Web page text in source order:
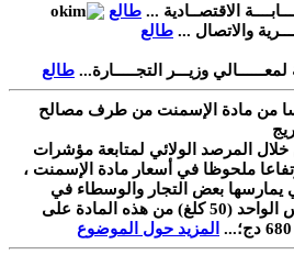
الاقتصــادية ... طالع
والاتصال ... طالع
لمعــــــالي وزيـــر التجـــــارة... طالع
869 كيسا من مادة الإسمنت من طرف مصالح
المرصد الولائي لمتابعة مؤشرات
ملحوظا في أسعار مادة الإسمنت ،
يمارسها بعض التجار والوسطاء في
الميدان، حيث بلغ سعر الكيس الواحد (50 كلغ) من هذه المادة على
المزيد حول الموضوع